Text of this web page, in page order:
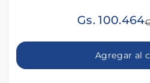
Gs. 100.464
Agregar al